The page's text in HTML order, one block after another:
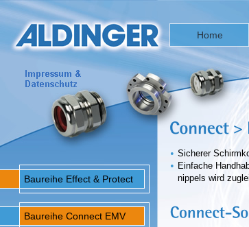
Home
Baureihe Effect & Protect
Baureihe Connect EMV
• Sicherer
• Einfache
nippels wird